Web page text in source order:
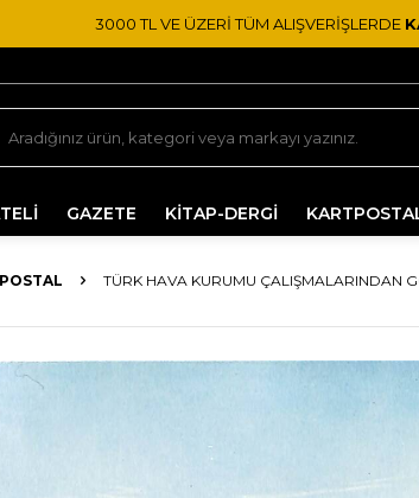
3000 TL VE ÜZERİ TÜM ALIŞVERİŞLERDE
GAZETE KİTAP-DERGİ
TÜRK HAVA KURUMU ÇALIŞMALARINDAN